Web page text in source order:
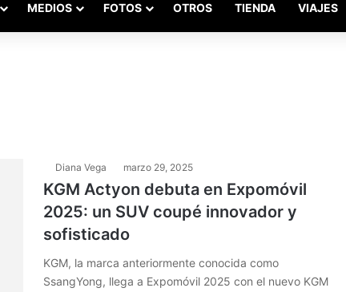
MEDIOS FOTOS OTROS TIENDA VIAJES
Diana Vega marzo 29, 2025
KGM Actyon debuta en Expomóvil
2025: un SUV coupé innovador y
sofisticado
KGM, la marca anteriormente conocida como
SsangYong, llega a Expomóvil 2025 con el nuevo KGM